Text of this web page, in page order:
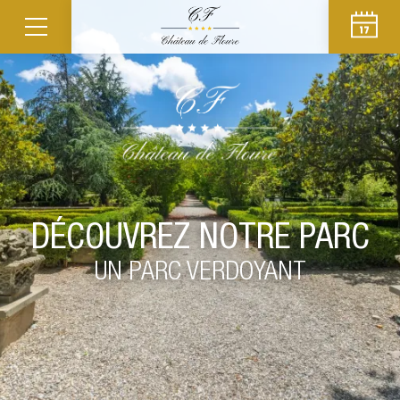
DÉCOUVREZ NOTRE PARC
UN PARC VERDOYANT